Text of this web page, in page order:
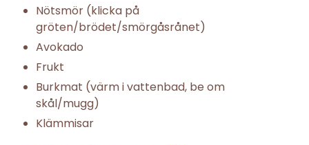
Nötsmör (klicka på
gröten/brödet/smörgåsrånet)
Avokado
Frukt
Burkmat (värm i vattenbad, be om
skål/mugg)
Klämmisar